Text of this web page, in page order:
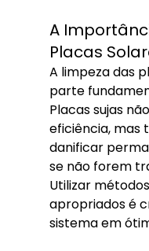
A
Placas
A limpeza das
parte
Placas sujas
eficiência, mas
danificar
se não forem
Utilizar
apropriados é
sistema em